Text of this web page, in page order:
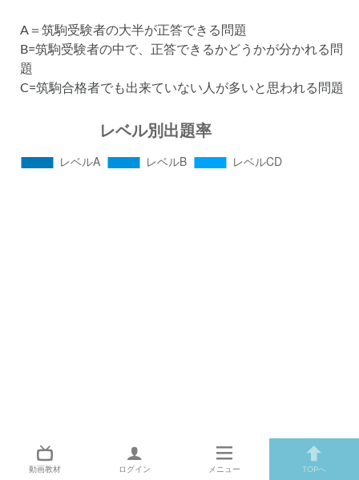
A＝筑駒受験者の大半が正答できる問題
B=筑駒受験者の中で、正答できるかどうかが分かれる問
題
C=筑駒合格者でも出来ていない人が多いと思われる問題
動画教材 ログイン メニュー TOPへ